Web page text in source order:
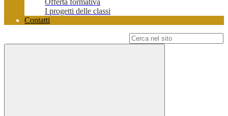
Offerta formativa
I progetti delle classi
Contatti